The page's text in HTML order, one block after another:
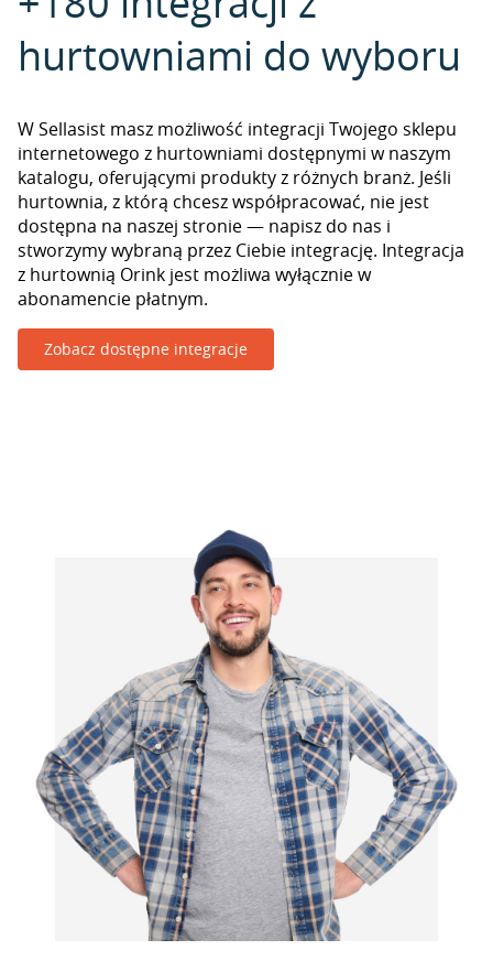
hurtowniami do wyboru
W Sellasist masz możliwość integracji Twojego sklepu
internetowego z hurtowniami dostępnymi w naszym
katalogu, oferującymi produkty z różnych branż. Jeśli
hurtownia, z którą chcesz współpracować, nie jest
dostępna na naszej stronie — napisz do nas i
stworzymy wybraną przez Ciebie integrację. Integracja
z hurtownią Orink jest możliwa wyłącznie w
abonamencie płatnym.
Zobacz dostępne integracje